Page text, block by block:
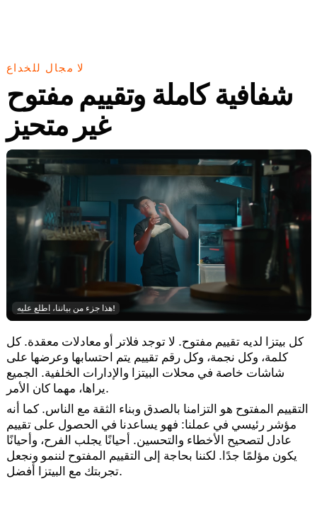
لا مجال للخداع
شفافية كاملة وتقييم مفتوح
غير متحيز
هذا جزء من بياننا، اطلع عليه !
كل بيتزا لديه تقييم مفتوح. لا توجد فلاتر أو معادلات معقدة. كل
كلمة، وكل نجمة، وكل رقم تقييم يتم احتسابها وعرضها على
شاشات خاصة في محلات البيتزا والإدارات الخلفية. الجميع
يراها، مهما كان الأمر.
التقييم المفتوح هو التزامنا بالصدق وبناء الثقة مع الناس. كما أنه
مؤشر رئيسي في عملنا: فهو يساعدنا في الحصول على تقييم
عادل لتصحيح الأخطاء والتحسين. أحيانًا يجلب الفرح، وأحيانًا
يكون مؤلمًا جدًا. لكننا بحاجة إلى التقييم المفتوح لننمو ونجعل
تجربتك مع البيتزا أفضل.